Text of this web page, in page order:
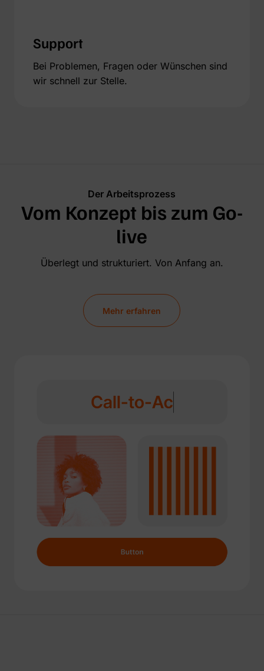
Support
Bei Problemen, Fragen oder Wünschen sind
wir schnell zur Stelle.
Der Arbeitsprozess
Vom Konzept bis zum Go-
live
Überlegt und strukturiert. Von Anfang an.
Mehr erfahren